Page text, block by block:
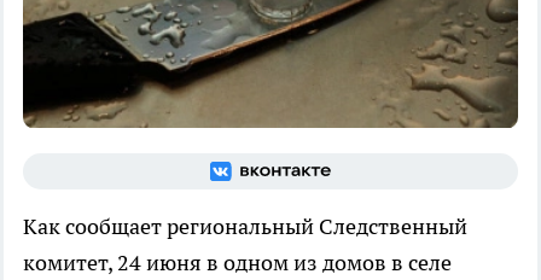
Как сообщает региональный Следственный
комитет, 24 июня в одном из домов в селе